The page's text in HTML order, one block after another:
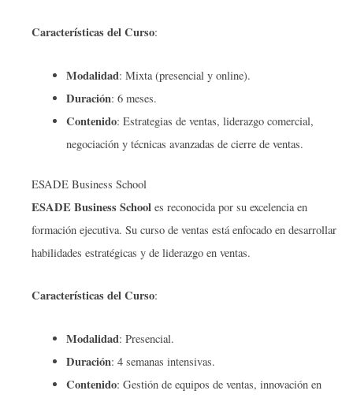
Características del Curso:
Modalidad: Mixta (presencial y online).
Duración: 6 meses.
Contenido: Estrategias de ventas, liderazgo comercial,
negociación y técnicas avanzadas de cierre de ventas.
ESADE Business School
ESADE Business School es reconocida por su excelencia en
formación ejecutiva. Su curso de ventas está enfocado en desarrollar
habilidades estratégicas y de liderazgo en ventas.
Características del Curso:
Modalidad: Presencial.
Duración: 4 semanas intensivas.
Contenido: Gestión de equipos de ventas, innovación en